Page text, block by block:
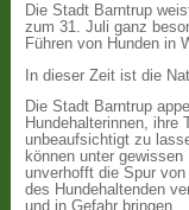
Die Stadt Barntrup
zum 31. Juli ganz
Führen von Hunden in
In dieser Zeit ist die
Die Stadt Barntrup
Hundehalterinnen, ihre
unbeaufsichtigt zu
können unter
unverhofft die Spur
des Hundehaltenden
und in Gefahr bringen.